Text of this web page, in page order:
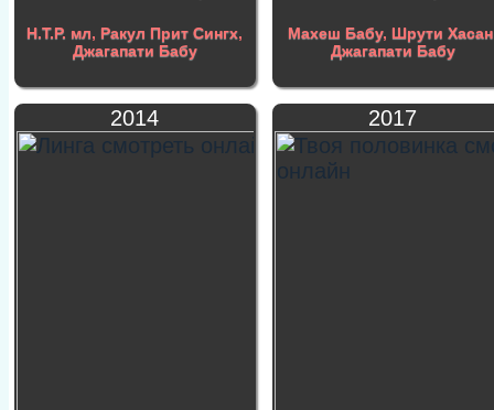
Н.Т.Р. мл,Ракул Прит Сингх,
Джагапати Бабу
Махеш Бабу,Шрути Хасан
Джагапати Бабу
2014 2017